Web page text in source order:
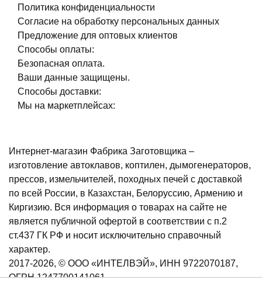
Политика конфиденциальности
Согласие на обработку персональных данных
Предложение для оптовых клиентов
Способы оплаты:
Безопасная оплата.
Ваши данные защищены.
Способы доставки:
Мы на маркетплейсах:
Интернет-магазин Фабрика Заготовщика –
изготовление автоклавов, коптилен, дымогенераторов,
прессов, измельчителей, походных печей с доставкой
по всей России, в Казахстан, Белоруссию, Армению и
Киргизию. Вся информация о товарах на сайте не
является публичной офертой в соответствии с п.2
ст.437 ГК РФ и носит исключительно справочный
характер.
2017-2026, © ООО «ИНТЕЛВЭЙ», ИНН 9722070187,
ОГРН 1247700141061